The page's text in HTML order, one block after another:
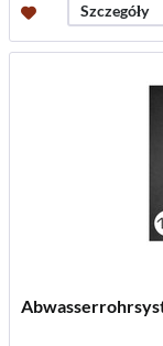
Szczegóły